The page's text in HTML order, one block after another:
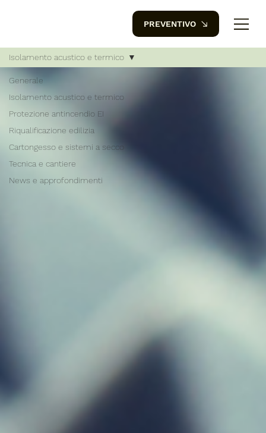
PREVENTIVO
Generale
Isolamento acustico e termico
Protezione antincendio EI
Riqualificazione edilizia
Cartongesso e sistemi a secco
Tecnica e cantiere
News e approfondimenti
Isolamento acustico e termico